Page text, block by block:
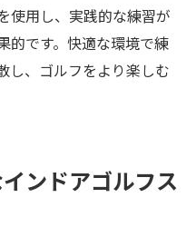
使用し、実践的な練習が
的です。快適な環境で練
し、ゴルフをより楽しむ
ンドアゴルフス